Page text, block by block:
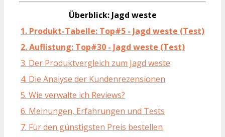
Überblick: Jagd weste
1. Produkt-Tabelle: Top#5 - Jagd weste (Test)
2. Auflistung: Top#30 - Jagd weste (Test)
3. Der Produktvergleich zum Jagd weste
4. Die Analyse der Kundenrezensionen
5. Wie verwalte ich Reviews?
6. Meinungen, Erfahrungen und Tests
7. Für den günstigsten Preis bestellen